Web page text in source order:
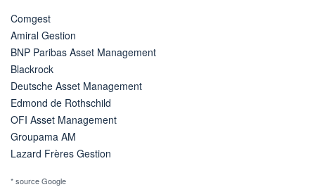
Comgest
Amiral Gestion
BNP Paribas Asset Management
Blackrock
Deutsche Asset Management
Edmond de Rothschild
OFI Asset Management
Groupama AM
Lazard Frères Gestion
* source Google